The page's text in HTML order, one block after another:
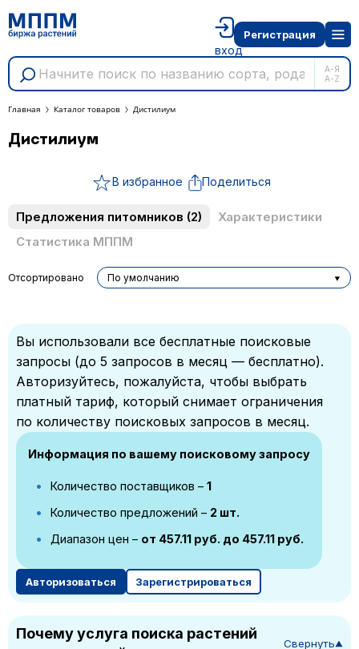
А-Я
A-Z
вход
Регистрация
Главная Каталог товаров Дистилиум
Дистилиум
В избранное Поделиться
Предложения питомников (2)
Характеристики
Статистика МППМ
Отсортировано По умолчанию
Вы использовали все бесплатные поисковые
запросы (до 5 запросов в месяц — бесплатно).
Авторизуйтесь, пожалуйста, чтобы выбрать
платный тариф, который снимает ограничения
по количеству поисковых запросов в месяц.
Информация по вашему поисковому запросу
Количество поставщиков – 1
Количество предложений – 2 шт.
Диапазон цен – от 457.11 руб. до 457.11 руб.
Авторизоваться Зарегистрироваться
Почему услуга поиска растений
Свернуть▼